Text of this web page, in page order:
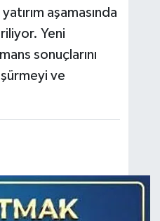
aşamasında
Yeni
sonuçlarını
ve